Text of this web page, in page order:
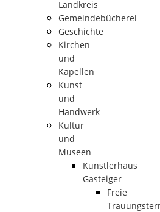
Landkreis
Gemeindebücherei
Geschichte
Kirchen
und
Kapellen
Kunst
und
Handwerk
Kultur
und
Museen
Künstlerhaus
Gasteiger
Freie